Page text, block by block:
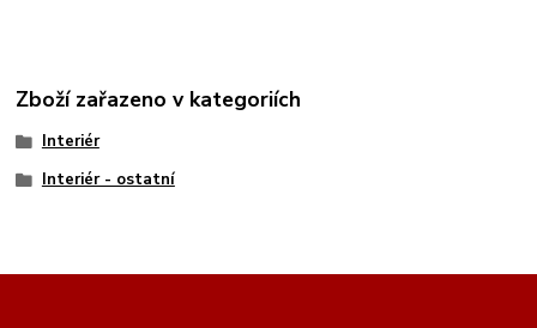
Zboží zařazeno v kategoriích
Interiér
Interiér - ostatní